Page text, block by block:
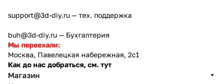
support@3d-diy.ru — тех. поддержка
buh@3d-diy.ru — Бухгалтерия
Мы переехали:
Москва, Павелецкая набережная, 2с1
Как до нас добраться, см. тут
Магазин